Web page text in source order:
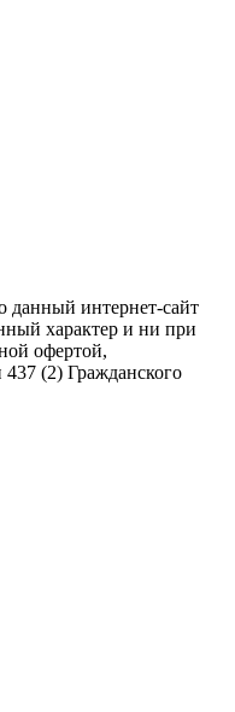
данный интернет-сайт
характер и ни при
офертой,
(2) Гражданского